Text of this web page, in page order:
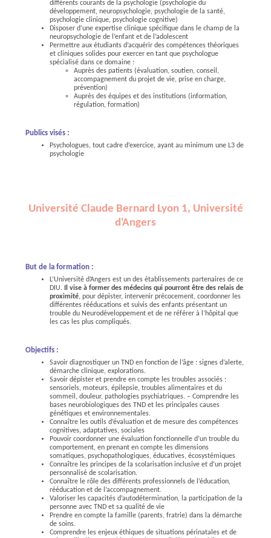
différents courants de la psychologie (psychologie du
développement, neuropsychologie, psychologie de la santé,
psychologie clinique, psychologie cognitive)
Disposer d’une expertise clinique spécifique dans le champ de la
neuropsychologie de l’enfant et de l’adolescent
Permettre aux étudiants d’acquérir des compétences théoriques
et cliniques solides pour exercer en tant que psychologue
spécialisé dans ce domaine :
Auprès des patients (évaluation, soutien, conseil,
accompagnement du projet de vie, prise en charge,
prévention)
Auprès des équipes et des institutions (information,
régulation, formation)
Publics visés :
Psychologues, tout cadre d’exercice, ayant au minimum une L3 de
psychologie
Université Claude Bernard Lyon 1, Université
d'Angers
But de la formation :
L’Université d’Angers est un des établissements partenaires de ce
DIU. Il vise à former des médecins qui pourront être des relais de
proximité, pour dépister, intervenir précocement, coordonner les
différentes rééducations et suivis des enfants présentant un
trouble du Neurodéveloppement et de ne référer à l’hôpital que
les cas les plus compliqués.
Objectifs :
Savoir diagnostiquer un TND en fonction de l’âge : signes d’alerte,
démarche clinique, explorations.
Savoir dépister et prendre en compte les troubles associés :
sensoriels, moteurs, épilepsie, troubles alimentaires et du
sommeil, douleur, pathologies psychiatriques. – Comprendre les
bases neurobiologiques des TND et les principales causes
génétiques et environnementales.
Connaître les outils d’évaluation et de mesure des compétences
cognitives, adaptatives, sociales
Pouvoir coordonner une évaluation fonctionnelle d’un trouble du
comportement, en prenant en compte les dimensions
somatiques, psychopathologiques, éducatives, écosystémiques
Connaître les principes de la scolarisation inclusive et d’un projet
personnalisé de scolarisation.
Connaître le rôle des différents professionnels de l’éducation,
rééducation et de l’accompagnement.
Valoriser les capacités d’autodétermination, la participation de la
personne avec TND et sa qualité de vie
Prendre en compte la famille (parents, fratrie) dans la démarche
de soins.
Comprendre les enjeux éthiques de situations périnatales et de